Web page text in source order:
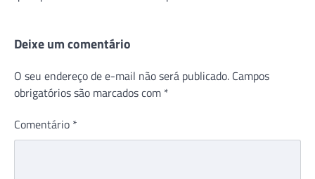
Deixe um comentário
O seu endereço de e-mail não será publicado. Campos
obrigatórios são marcados com *
Comentário *